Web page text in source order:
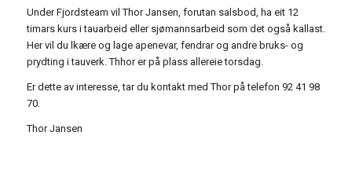
Under Fjordsteam vil Thor Jansen, forutan salsbod, ha eit 12
timars kurs i tauarbeid eller sjømannsarbeid som det også kallast.
Her vil du lkære og lage apenevar, fendrar og andre bruks- og
prydting i tauverk. Thhor er på plass allereie torsdag.
Er dette av interesse, tar du kontakt med Thor på telefon 92 41 98
70.
Thor Jansen